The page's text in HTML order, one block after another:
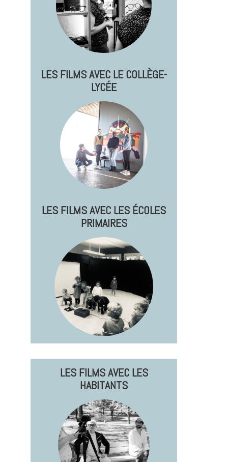
LES FILMS AVEC LE COLLÈGE-
LYCÉE
LES FILMS AVEC LES ÉCOLES
PRIMAIRES
LES FILMS AVEC LES
HABITANTS